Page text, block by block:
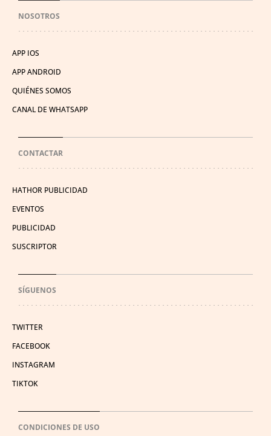
NOSOTROS
APP IOS
APP ANDROID
QUIÉNES SOMOS
CANAL DE WHATSAPP
CONTACTAR
HATHOR PUBLICIDAD
EVENTOS
PUBLICIDAD
SUSCRIPTOR
SÍGUENOS
TWITTER
FACEBOOK
INSTAGRAM
TIKTOK
CONDICIONES DE USO